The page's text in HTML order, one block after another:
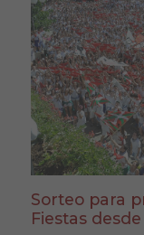
Sorteo para
Fiestas